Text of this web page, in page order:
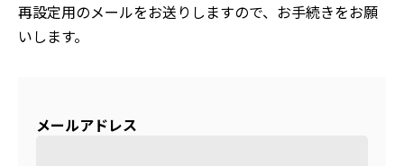
再設定用のメールをお送りしますので、お手続きをお願
いします。
メールアドレス